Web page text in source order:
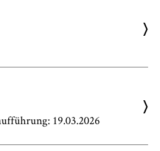
>
19.03.2026
>